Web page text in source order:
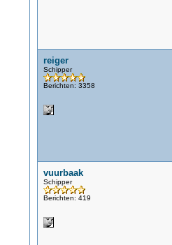
reiger
Schipper
Berichten: 3358
vuurbaak
Schipper
Berichten: 419